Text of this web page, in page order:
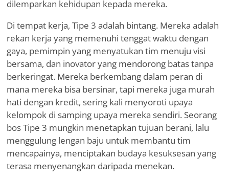
dilemparkan kehidupan kepada mereka.
Di tempat kerja, Tipe 3 adalah bintang. Mereka adalah
rekan kerja yang memenuhi tenggat waktu dengan
gaya, pemimpin yang menyatukan tim menuju visi
bersama, dan inovator yang mendorong batas tanpa
berkeringat. Mereka berkembang dalam peran di
mana mereka bisa bersinar, tapi mereka juga murah
hati dengan kredit, sering kali menyoroti upaya
kelompok di samping upaya mereka sendiri. Seorang
bos Tipe 3 mungkin menetapkan tujuan berani, lalu
menggulung lengan baju untuk membantu tim
mencapainya, menciptakan budaya kesuksesan yang
terasa menyenangkan daripada menekan.